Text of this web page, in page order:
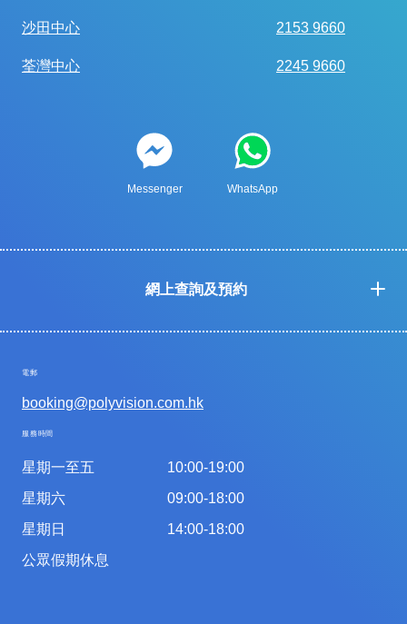
沙田中心 2153 9660
荃灣中心 2245 9660
Messenger WhatsApp
網上查詢及預約
電郵
booking@polyvision.com.hk
服務時間
星期一至五
星期六
星期日
公眾假期休息
10:00-19:00
09:00-18:00
14:00-18:00